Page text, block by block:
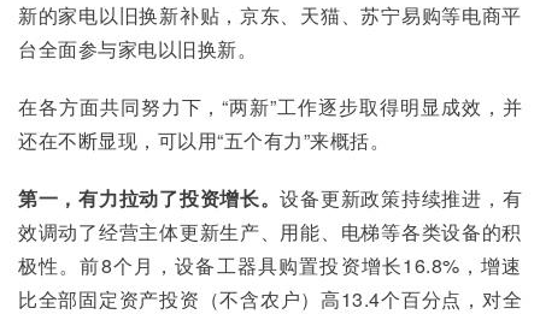
新的家电以旧换新补贴，京东、天猫、苏宁易购等电商平
台全面参与家电以旧换新。
在各方面共同努力下，“两新”工作逐步取得明显成效，并
还在不断显现，可以用“五个有力”来概括。
第一，有力拉动了投资增长。设备更新政策持续推进，有
效调动了经营主体更新生产、用能、电梯等各类设备的积
极性。前8个月，设备工器具购置投资增长16.8%，增速
比全部固定资产投资（不含农户）高13.4个百分点，对全